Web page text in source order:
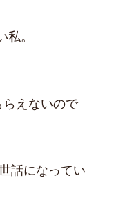
。
えないので
話になってい